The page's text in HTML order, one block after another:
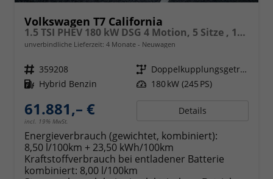
Volkswagen T7 California
1.5 TSI PHEV 180 kW DSG 4 Motion, 5 Sitze , 17 Zoll Leichtmetallfelgen. fünf Jahre Garantie, Markise, Schiene u. Gehäuse links, 6 Sitze, Klima,
unverbindliche Lieferzeit: 4 Monate Neuwagen
Fahrzeugnr. 359208 Getriebe
Doppelkupplungsgetriebe (DSG)
Kraftstoff Hybrid Benzin Leistung 180 kW (245 PS)
61.881,– €
incl. 19% MwSt.
Details
Energieverbrauch (gewichtet, kombiniert):
8,50 l/100km + 23,50 kWh/100km
Kraftstoffverbrauch bei entladener Batterie
kombiniert: 8,00 l/100km